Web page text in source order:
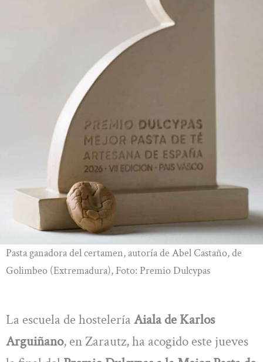
Pasta ganadora del certamen, autoría de Abel Castaño, de
Golimbeo (Extremadura), Foto: Premio Dulcypas
La escuela de hostelería Aiala de Karlos
Arguiñano, en Zarautz, ha acogido este jueves